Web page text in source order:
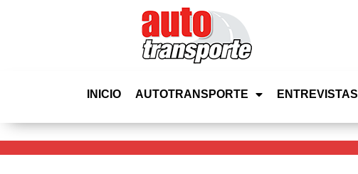
INICIO AUTOTRANSPORTE ENTREVISTAS